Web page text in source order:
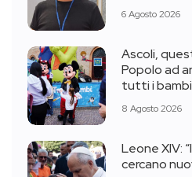
6 Agosto 2026
Ascoli,
Popolo ad
tutti i
8 Agosto 2026
Leone XIV:
cercano